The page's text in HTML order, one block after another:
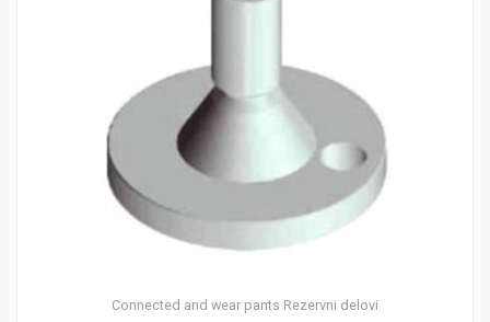
Connected and wear pants Rezervni delovi